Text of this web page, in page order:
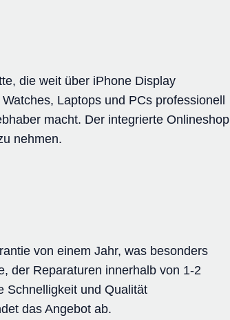
die weit über iPhone Display
Laptops und PCs professionell
macht. Der integrierte Onlineshop
nehmen.
von einem Jahr, was besonders
der Reparaturen innerhalb von 1-2
Schnelligkeit und Qualität
das Angebot ab.